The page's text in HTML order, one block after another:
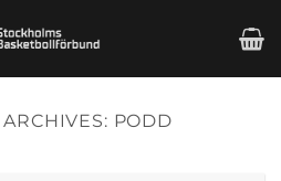
PODD